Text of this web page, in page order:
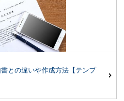
との違いや作成方法【テンプ